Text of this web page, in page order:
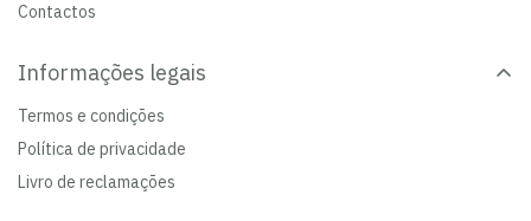
Contactos
Informações legais
Termos e condições
Política de privacidade
Livro de reclamações